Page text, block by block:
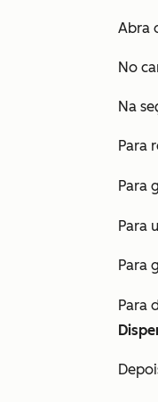
Abra
No
Na
Para
Para
Para
Para
Para